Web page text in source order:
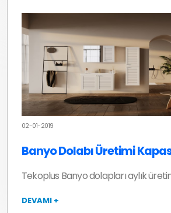
02-01-2019
Banyo Dolabı Üretimi
Tekoplus Banyo dolapları aylık
DEVAMI +